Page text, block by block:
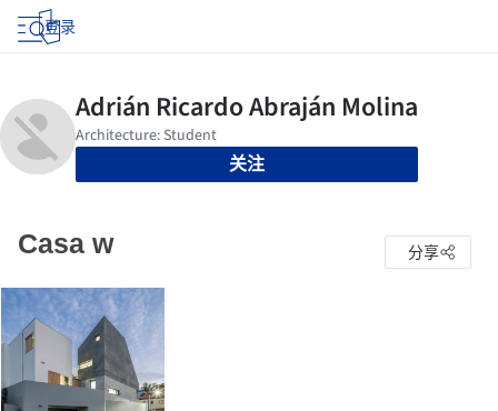
登录
关注
Casa w 分享